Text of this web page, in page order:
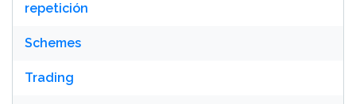
repetición
Schemes
Trading